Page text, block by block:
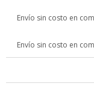
Envío sin costo en
Envío sin costo en